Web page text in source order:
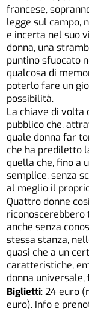
francese,
legge sul campo,
e incerta nel suo
donna, una
puntino sfuocato
qualcosa di
poterlo fare un
possibilità.
La chiave di volta
pubblico che,
quale donna far
che ha prediletto
quella che, fino a
semplice, senza
al meglio il
Quattro donne
anche senza
stessa stanza,
quasi che a un
caratteristiche,
donna
Biglietti: 24 euro
euro). Info e